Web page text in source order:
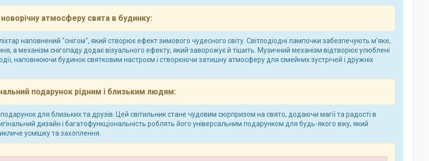
атмосферу свята в будинку:
наповнений "снігом", який створює ефект зимового чудесного світу. Світлодіодні лампочки забезпечують м'яке,
а механізм снігопаду додає візуального ефекту, який заворожує й тішить. Музичний механізм відтворює улюблені
наповнюючи будинок святковим настроєм і створюючи затишну атмосферу для сімейних зустрічей і дружніх
подарунок рідним і близьким людям:
для близьких та друзів. Цей світильник стане чудовим сюрпризом на свято, додаючи магії та радості в
дизайн і багатофункціональність роблять його універсальним подарунком для будь-якого віку, який
усмішку та захоплення.